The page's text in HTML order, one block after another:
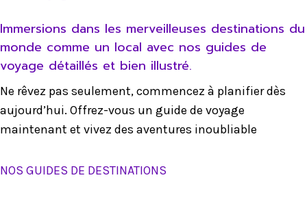
Immersions dans les merveilleuses destinations du
monde comme un local avec nos guides de
voyage détaillés et bien illustré.
Ne rêvez pas seulement, commencez à planifier dès
aujourd’hui. Offrez-vous un guide de voyage
maintenant et vivez des aventures inoubliable
NOS GUIDES DE DESTINATIONS